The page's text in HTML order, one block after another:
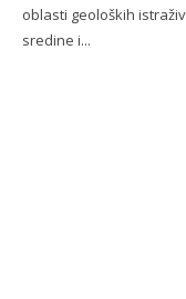
oblasti geoloških
sredine i...